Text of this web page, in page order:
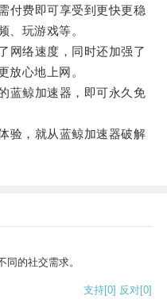
费即可享受到更快更稳
、玩游戏等。
络速度，同时还加强了
放心地上网。
鲸加速器，即可永久免
，就从蓝鲸加速器破解
的社交需求。
支持[0] 反对[0]